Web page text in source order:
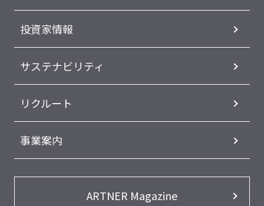
投資家情報
サステナビリティ
リクルート
事業案内
ARTNER Magazine